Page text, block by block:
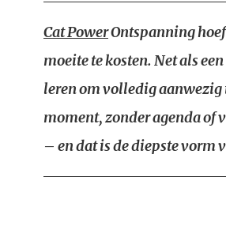
Cat PowerOntspanning
moeite te kosten. Net als
leren om volledig aanwezig
moment, zonder agenda of
– en dat is de diepste vorm